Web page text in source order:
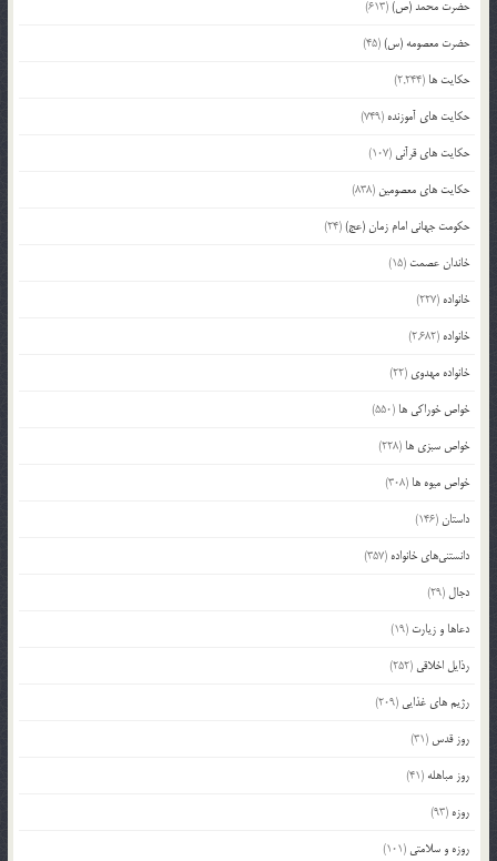
حضرت محمد (ص)(613)
حضرت معصومه (س)(45)
حکایت ها (2,244)
حکایت های آموزنده (749)
حکایت های قرآنی (107)
حکایت های معصومین (838)
حکومت جهانی امام زمان (عج)(24)
خاندان عصمت (15)
خانواده (227)
خانواده (2,682)
خانواده مهدوی (22)
خواص خوراکی ها (550)
خواص سبزی ها (228)
خواص میوه ها (308)
داستان(146)
دانستنی‌های خانواده (357)
دجال (29)
دعاها و زیارت (19)
رذایل اخلاقی (252)
رژیم های غذایی (209)
روز قدس (31)
روز مباهله (41)
روزه (93)
روزه و سلامتی (101)